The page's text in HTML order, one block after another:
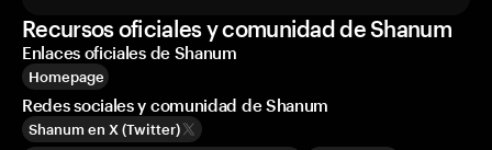
Recursos oficiales y comunidad de Shanum
Enlaces oficiales de Shanum
Homepage
Redes sociales y comunidad de Shanum
Shanum en X (Twitter)